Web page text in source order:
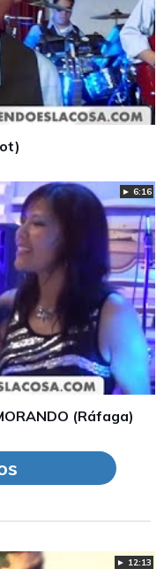
► 6:16
(Ráfaga)
► 12:13